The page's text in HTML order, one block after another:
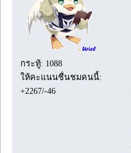
กระทู้: 1088
ให้คะแนนชื่นชมคนนี้:
+2267/-46